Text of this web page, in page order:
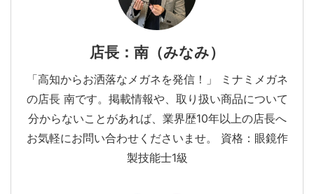
店長：南（みなみ）
「高知からお洒落なメガネを発信！」 ミナミメガネ
の店長 南です。掲載情報や、取り扱い商品について
分からないことがあれば、業界歴10年以上の店長へ
お気軽にお問い合わせくださいませ。 資格：眼鏡作
製技能士1級